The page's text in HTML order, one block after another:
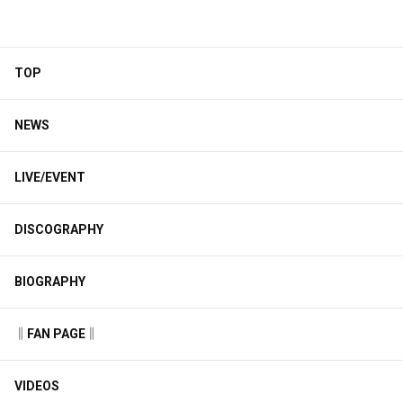
TOP
NEWS
LIVE/EVENT
DISCOGRAPHY
BIOGRAPHY
‖FAN PAGE‖
VIDEOS